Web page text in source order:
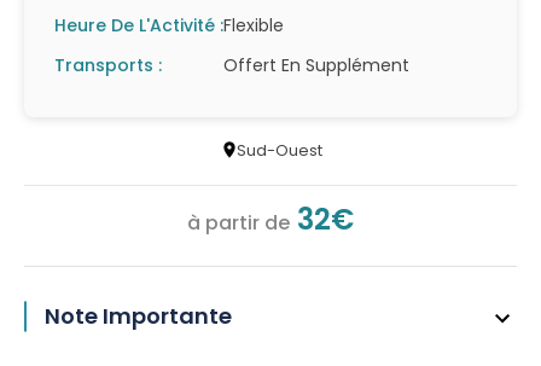
Heure De L'Activité :Flexible
Transports :
Offert En Supplément
Sud-Ouest
à partir de 32€
Note Importante